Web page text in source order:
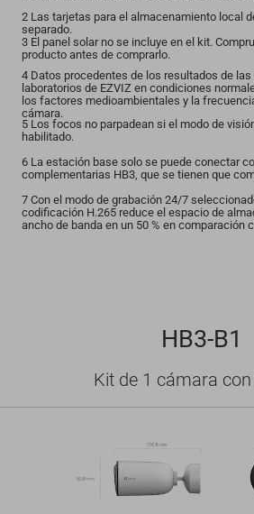
2 Las tarjetas para el almacenamiento local
separado.
3 El panel solar no se incluye en el kit.
producto antes de comprarlo.
4 Datos procedentes de los resultados de
laboratorios de EZVIZ en condiciones
los factores medioambientales y la
cámara.
5 Los focos no parpadean si el modo de
habilitado.
6 La estación base solo se puede conectar
complementarias HB3, que se tienen que
7 Con el modo de grabación 24/7
codificación H.265 reduce el espacio de
ancho de banda en un 50 % en comparación
HB3-B1
Kit de 1 cámara